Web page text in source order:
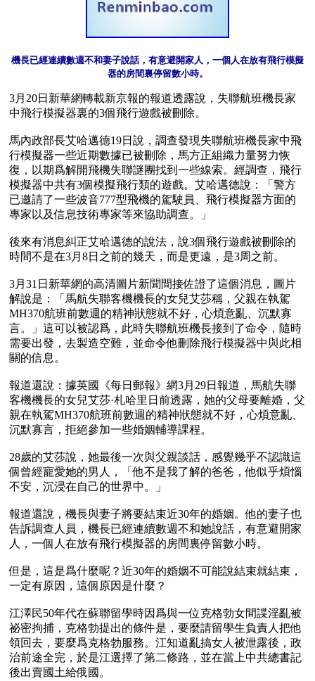
機長已經連續數週不和妻子說話，有意避開家人，一個人在放有飛行模擬
器的房間裏停留數小時。
3月20日新華網轉載新京報的報道透露說，失聯航班機長家
中飛行模擬器裏的3個飛行遊戲被刪除。
馬內政部長艾哈邁德19日說，調查發現失聯航班機長家中飛
行模擬器一些近期數據已被刪除，馬方正組織力量努力恢
復，以期爲解開飛機失聯謎團找到一些線索。經調查，飛行
模擬器中共有3個模擬飛行類的遊戲。艾哈邁德說：「警方
已邀請了一些波音777型飛機的駕駛員、飛行模擬器方面的
專家以及信息技術專家等來協助調查。」
後來有消息糾正艾哈邁德的說法，說3個飛行遊戲被刪除的
時間不是在3月8日之前的幾天，而是更遠，是3周之前。
3月31日新華網的高清圖片新聞間接佐證了這個消息，圖片
解說是：「馬航失聯客機機長的女兒艾莎稱，父親在執駕
MH370航班前數週的精神狀態就不好，心煩意亂、沉默寡
言。」這可以被認爲，此時失聯航班機長接到了命令，隨時
需要出發，去製造空難，並命令他刪除飛行模擬器中與此相
關的信息。
報道還說：據英國《每日郵報》網3月29日報道，馬航失聯
客機機長的女兒艾莎·札哈里日前透露，她的父母要離婚，父
親在執駕MH370航班前數週的精神狀態就不好，心煩意亂、
沉默寡言，拒絕參加一些婚姻輔導課程。
28歲的艾莎說，她最後一次與父親談話，感覺幾乎不認識這
個曾經寵愛她的男人，「他不是我了解的爸爸，他似乎煩惱
不安，沉浸在自己的世界中。」
報道還說，機長與妻子將要結束近30年的婚姻。他的妻子也
告訴調查人員，機長已經連續數週不和她說話，有意避開家
人，一個人在放有飛行模擬器的房間裏停留數小時。
但是，這是爲什麼呢？近30年的婚姻不可能說結束就結束，
一定有原因，這個原因是什麼？
江澤民50年代在蘇聯留學時因爲與一位克格勃女間諜淫亂被
祕密拘捕，克格勃提出的條件是，要麼請留學生負責人把他
領回去，要麼爲克格勃服務。江知道亂搞女人被泄露後，政
治前途全完，於是江選擇了第二條路，並在當上中共總書記
後出賣國土給俄國。